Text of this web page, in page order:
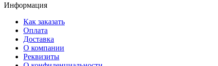
Информация
Как заказать
Оплата
Доставка
О компании
Реквизиты